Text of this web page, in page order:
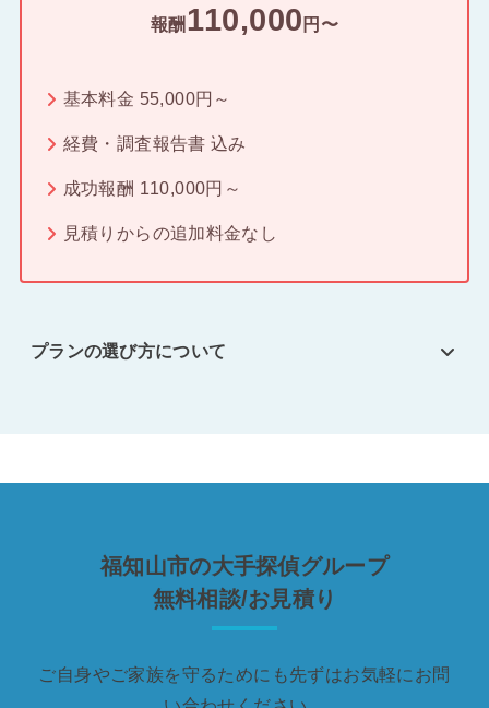
報酬 110,000 円〜
基本料金 55,000円～
経費・調査報告書 込み
成功報酬 110,000円～
見積りからの追加料金なし
プランの選び方について
福知山市の大手探偵グループ
無料相談/お見積り
ご自身やご家族を守るためにも先ずはお気軽にお問